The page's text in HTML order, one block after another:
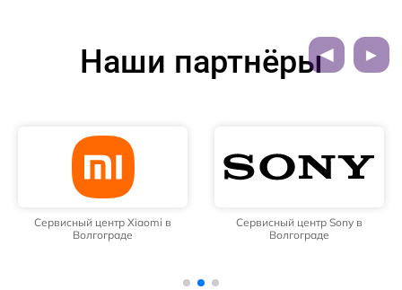
Наши партнёры
Сервисный центр Xiaomi в
Волгограде
Сервисный центр Sony в
Волгограде